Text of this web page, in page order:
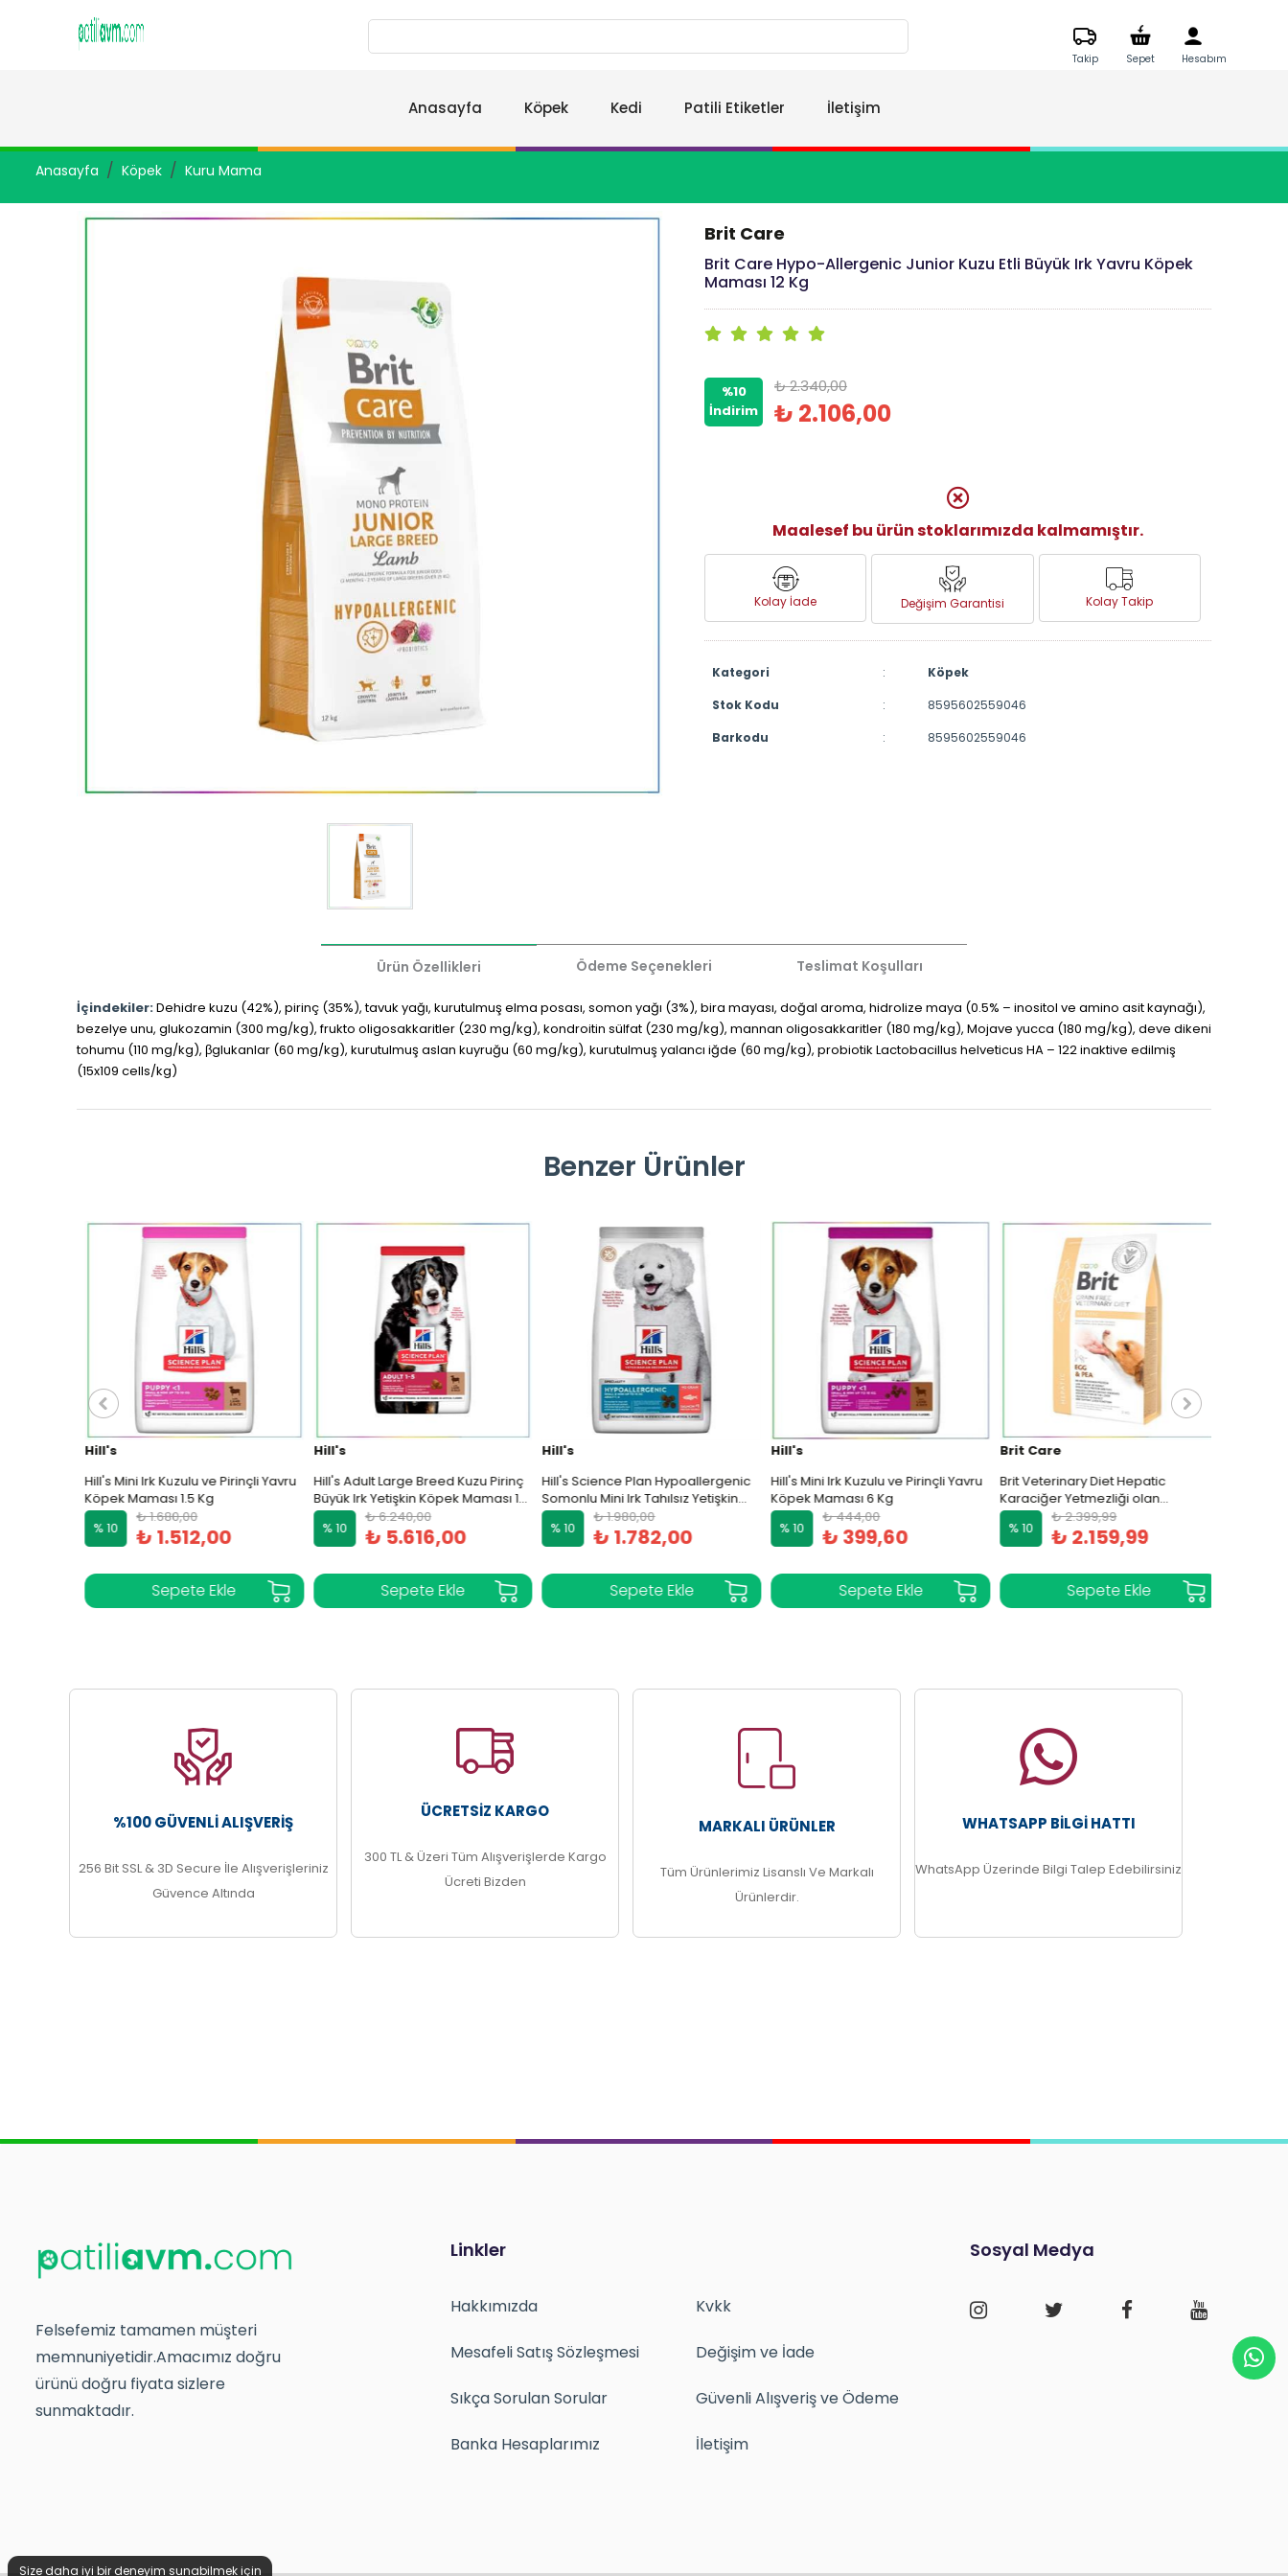
Takip Sepet Hesabım
Anasayfa Köpek Kedi Patili Etiketler İletişim
Anasayfa Köpek Kuru Mama
Brit Care
Brit Care Hypo-Allergenic Junior Kuzu Etli Büyük Irk Yavru Köpek
Maması 12 Kg
%10
İndirim
₺ 2.340,00
₺ 2.106,00
Maalesef bu ürün stoklarımızda kalmamıştır.
Kolay İade Değişim Garantisi Kolay Takip
Kategori :
Köpek
Stok Kodu
:
8595602559046
Barkodu
: 8595602559046
Ürün Özellikleri Ödeme Seçenekleri Teslimat Koşulları
İçindekiler:Dehidre kuzu (42%), pirinç (35%), tavuk yağı, kurutulmuş elma posası, somon yağı (3%), bira mayası, doğal aroma, hidrolize maya (0.5% – inositol ve amino asit kaynağı),
bezelye unu, glukozamin (300 mg/kg), frukto oligosakkaritler (230 mg/kg), kondroitin sülfat (230 mg/kg), mannan oligosakkaritler (180 mg/kg), Mojave yucca (180 mg/kg), deve dikeni
tohumu (110 mg/kg), βglukanlar (60 mg/kg), kurutulmuş aslan kuyruğu (60 mg/kg), kurutulmuş yalancı iğde (60 mg/kg), probiotik Lactobacillus helveticus HA – 122 inaktive edilmiş
(15x109 cells/kg)
Benzer Ürünler
Hill's
Hill's Mini Irk Kuzulu ve Pirinçli Yavru
Köpek Maması 1.5 Kg
% 10
₺ 1.680,00
₺ 1.512,00
Hill's
Hill's Adult Large Breed Kuzu Pirinç
Büyük Irk Yetişkin Köpek Maması 14
Kg
% 10
₺ 6.240,00
₺ 5.616,00
Hill's
Hill's Science Plan Hypoallergenic
Somonlu Mini Irk Tahılsız Yetişkin
Köpek Maması 1.5 Kg
% 10
₺ 1.980,00
₺ 1.782,00
Hill's
Hill's Mini Irk Kuzulu ve Pirinçli Yavru
Köpek Maması 6 Kg
% 10
₺ 444,00
₺ 399,60
Brit Care
Brit Veterinary Diet Hepatic
Karaciğer Yetmezliği olan
Köpekler için Tahılsız Köpek
Maması 2 Kg
% 10
₺ 2.399,99
₺ 2.159,99
%100 GÜVENLI ALIŞVERIŞ
256 Bit SSL & 3D Secure İle Alışverişleriniz
Güvence Altında
ÜCRETSIZ KARGO
300 TL & Üzeri Tüm Alışverişlerde Kargo
Ücreti Bizden
MARKALI ÜRÜNLER
Tüm Ürünlerimiz Lisanslı Ve Markalı
Ürünlerdir.
WHATSAPP BILGI HATTI
WhatsApp Üzerinde Bilgi Talep Edebilirsiniz
Felsefemiz tamamen müşteri
memnuniyetidir.Amacımız doğru
ürünü doğru fiyata sizlere
sunmaktadır.
Linkler
Hakkımızda Kvkk
Mesafeli Satış Sözleşmesi Değişim ve İade
Sıkça Sorulan Sorular Güvenli Alışveriş ve Ödeme
Banka Hesaplarımız İletişim
Sosyal Medya
Size daha iyi bir deneyim sunabilmek için